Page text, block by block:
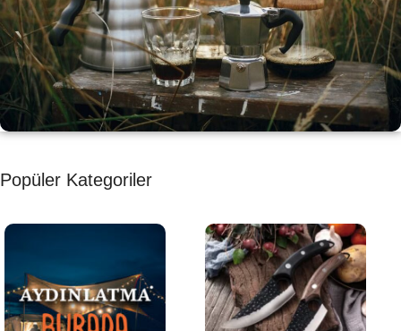
KAHVE KEYFİ
Kahvemizi Denediniz mi ?
Keşfet
Popüler Kategoriler